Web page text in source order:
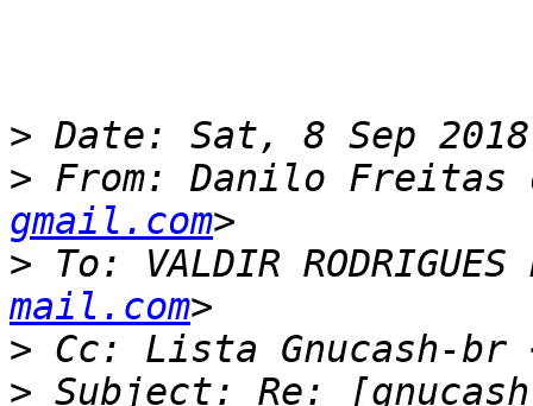
>
> From: Danilo Freitas
gmail.com
> To: VALDIR RODRIGUES
mail.com
> Cc: Lista Gnucash-br
>